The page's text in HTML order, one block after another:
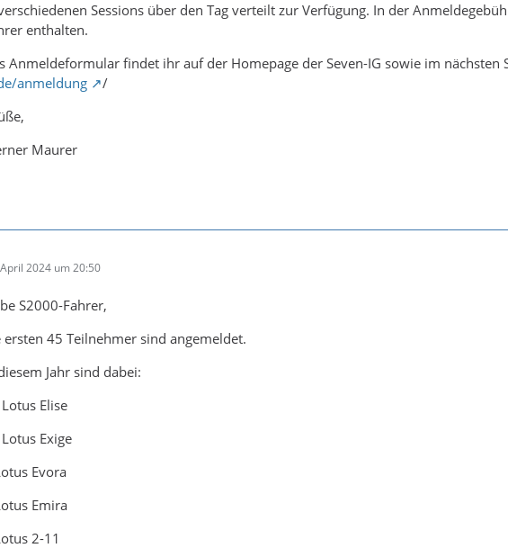
Sessions über den Tag verteilt zur Verfügung. In der
enthalten.
Anmeldeformular findet ihr auf der Homepage der Seven-IG sowie im
anmeldung
/
Maurer
2024 um 20:50
S2000-Fahrer,
ersten 45 Teilnehmer sind angemeldet.
Jahr sind dabei:
Elise
Exige
Evora
Emira
2-11